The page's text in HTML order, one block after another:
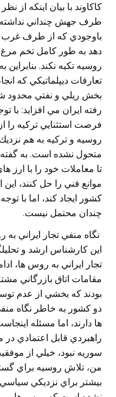
كاكاوند با بيان اينكه از
طرف جهش چنداني نداشته
باوجودي كه از طرف غرب
دهد به طور كامل تخم مرغ
روسيه تكيه نكند.
تعارفات ديپلماتيكي كه
بخش ريلي و نفتي محدود
رفته ايران مي افزايد: با
فرصت استثنايي تركيه را
روسيه و تركيه به هم
متحول نشده است. به
تا معاملات خود را با ارز
موانع فني را حل كنند،
كشور ايجاد كند، اما با
چندان محتمل نيست.
نگاه منفي تجار ايراني به
اين کارشناس ارشد و
تجار ايراني به روس ها،
مقامات اتاق بازرگاني
بودند كه بخشي از عدم
دو كشور به خاطر نگاه
ها دارند، اما مسئله
راهبردي قابل اعتمادي در
سوريه نبود، خيلي از
من، تلاش روسيه براي
بيشتر براي نزديكي